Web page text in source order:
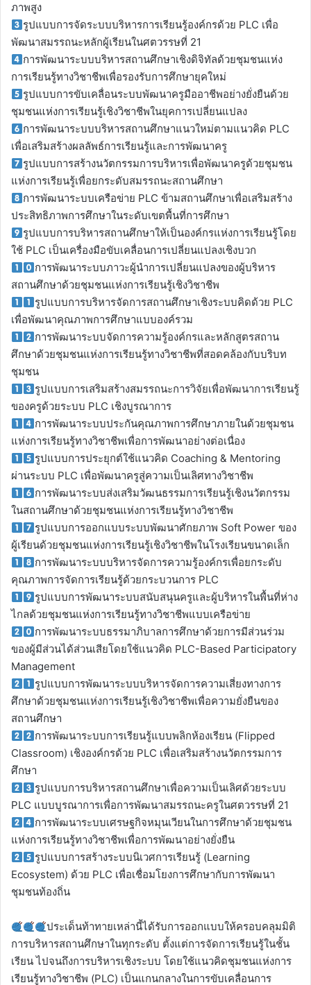
ภาพสูง
รูปแบบการจัดระบบบริหารการเรียนรู้องค์กรด้วย PLC เพื่อ
พัฒนาสมรรถนะหลักผู้เรียนในศตวรรษที่ 21
การพัฒนาระบบบริหารสถานศึกษาเชิงดิจิทัลด้วยชุมชนแห่ง
การเรียนรู้ทางวิชาชีพเพื่อรองรับการศึกษายุคใหม่
รูปแบบการขับเคลื่อนระบบพัฒนาครูมืออาชีพอย่างยั่งยืนด้วย
ชุมชนแห่งการเรียนรู้เชิงวิชาชีพในยุคการเปลี่ยนแปลง
การพัฒนาระบบบริหารสถานศึกษาแนวใหม่ตามแนวคิด PLC
เพื่อเสริมสร้างผลลัพธ์การเรียนรู้และการพัฒนาครู
รูปแบบการสร้างนวัตกรรมการบริหารเพื่อพัฒนาครูด้วยชุมชน
แห่งการเรียนรู้เพื่อยกระดับสมรรถนะสถานศึกษา
การพัฒนาระบบเครือข่าย PLC ข้ามสถานศึกษาเพื่อเสริมสร้าง
ประสิทธิภาพการศึกษาในระดับเขตพื้นที่การศึกษา
รูปแบบการบริหารสถานศึกษาให้เป็นองค์กรแห่งการเรียนรู้โดย
ใช้ PLC เป็นเครื่องมือขับเคลื่อนการเปลี่ยนแปลงเชิงบวก
การพัฒนาระบบภาวะผู้นำการเปลี่ยนแปลงของผู้บริหาร
สถานศึกษาด้วยชุมชนแห่งการเรียนรู้เชิงวิชาชีพ
รูปแบบการบริหารจัดการสถานศึกษาเชิงระบบคิดด้วย PLC
เพื่อพัฒนาคุณภาพการศึกษาแบบองค์รวม
การพัฒนาระบบจัดการความรู้องค์กรและหลักสูตรสถาน
ศึกษาด้วยชุมชนแห่งการเรียนรู้ทางวิชาชีพที่สอดคล้องกับบริบท
ชุมชน
รูปแบบการเสริมสร้างสมรรถนะการวิจัยเพื่อพัฒนาการเรียนรู้
ของครูด้วยระบบ PLC เชิงบูรณาการ
การพัฒนาระบบประกันคุณภาพการศึกษาภายในด้วยชุมชน
แห่งการเรียนรู้ทางวิชาชีพเพื่อการพัฒนาอย่างต่อเนื่อง
รูปแบบการประยุกต์ใช้แนวคิด Coaching & Mentoring
ผ่านระบบ PLC เพื่อพัฒนาครูสู่ความเป็นเลิศทางวิชาชีพ
การพัฒนาระบบส่งเสริมวัฒนธรรมการเรียนรู้เชิงนวัตกรรม
ในสถานศึกษาด้วยชุมชนแห่งการเรียนรู้ทางวิชาชีพ
รูปแบบการออกแบบระบบพัฒนาศักยภาพ Soft Power ของ
ผู้เรียนด้วยชุมชนแห่งการเรียนรู้เชิงวิชาชีพในโรงเรียนขนาดเล็ก
การพัฒนาระบบบริหารจัดการความรู้องค์กรเพื่อยกระดับ
คุณภาพการจัดการเรียนรู้ด้วยกระบวนการ PLC
รูปแบบการพัฒนาระบบสนับสนุนครูและผู้บริหารในพื้นที่ห่าง
ไกลด้วยชุมชนแห่งการเรียนรู้ทางวิชาชีพแบบเครือข่าย
การพัฒนาระบบธรรมาภิบาลการศึกษาด้วยการมีส่วนร่วม
ของผู้มีส่วนได้ส่วนเสียโดยใช้แนวคิด PLC-Based Participatory
Management
รูปแบบการพัฒนาระบบบริหารจัดการความเสี่ยงทางการ
ศึกษาด้วยชุมชนแห่งการเรียนรู้เชิงวิชาชีพเพื่อความยั่งยืนของ
สถานศึกษา
การพัฒนาระบบการเรียนรู้แบบพลิกห้องเรียน (Flipped
Classroom) เชิงองค์กรด้วย PLC เพื่อเสริมสร้างนวัตกรรมการ
ศึกษา
รูปแบบการบริหารสถานศึกษาเพื่อความเป็นเลิศด้วยระบบ
PLC แบบบูรณาการเพื่อการพัฒนาสมรรถนะครูในศตวรรษที่ 21
การพัฒนาระบบเศรษฐกิจหมุนเวียนในการศึกษาด้วยชุมชน
แห่งการเรียนรู้ทางวิชาชีพเพื่อการพัฒนาอย่างยั่งยืน
รูปแบบการสร้างระบบนิเวศการเรียนรู้ (Learning
Ecosystem) ด้วย PLC เพื่อเชื่อมโยงการศึกษากับการพัฒนา
ชุมชนท้องถิ่น
ประเด็นท้าทายเหล่านี้ได้รับการออกแบบให้ครอบคลุมมิติ
การบริหารสถานศึกษาในทุกระดับ ตั้งแต่การจัดการเรียนรู้ในชั้น
เรียน ไปจนถึงการบริหารเชิงระบบ โดยใช้แนวคิดชุมชนแห่งการ
เรียนรู้ทางวิชาชีพ (PLC) เป็นแกนกลางในการขับเคลื่อนการ